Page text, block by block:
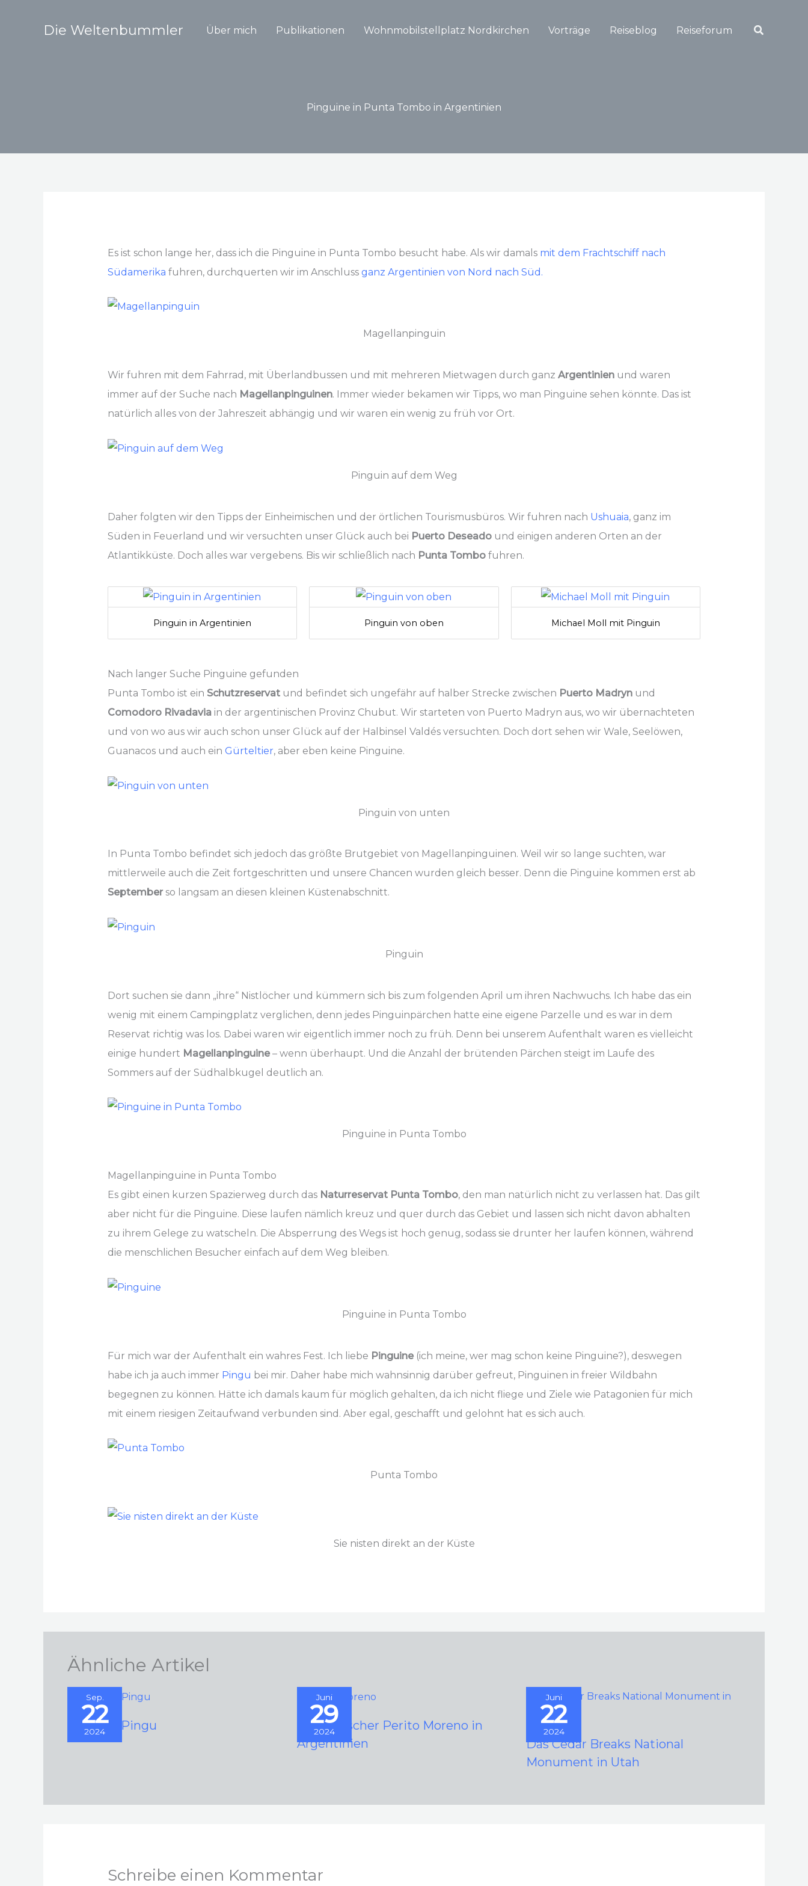
Die Weltenbummler Über mich Publikationen Wohnmobilstellplatz Nordkirchen Vorträge Reiseblog Reiseforum Suchen
Pinguine in Punta Tombo in Argentinien
Es ist schon lange her, dass ich die Pinguine in Punta Tombo besucht habe. Als wir damals mit dem Frachtschiff nach
Südamerika fuhren, durchquerten wir im Anschlussganz Argentinien von Nord nach Süd.
Magellanpinguin
Wir fuhren mit dem Fahrrad, mit Überlandbussen und mit mehreren Mietwagen durch ganz Argentinienund waren
immer auf der Suche nach Magellanpinguinen. Immer wieder bekamen wir Tipps, wo man Pinguine sehen könnte. Das ist
natürlich alles von der Jahreszeit abhängig und wir waren ein wenig zu früh vor Ort.
Pinguin auf dem Weg
Daher folgten wir den Tipps der Einheimischen und der örtlichen Tourismusbüros. Wir fuhren nach Ushuaia, ganz im
Süden in Feuerland und wir versuchten unser Glück auch bei Puerto Deseadound einigen anderen Orten an der
Atlantikküste. Doch alles war vergebens. Bis wir schließlich nach Punta Tombofuhren.
Pinguin in Argentinien Pinguin von oben Michael Moll mit Pinguin
Nach langer Suche Pinguine gefunden
Punta Tombo ist ein Schutzreservatund befindet sich ungefähr auf halber Strecke zwischen Puerto Madrynund
Comodoro Rivadaviain der argentinischen Provinz Chubut. Wir starteten von Puerto Madryn aus, wo wir übernachteten
und von wo aus wir auch schon unser Glück auf der Halbinsel Valdés versuchten. Doch dort sehen wir Wale, Seelöwen,
Guanacos und auch ein Gürteltier, aber eben keine Pinguine.
Pinguin von unten
In Punta Tombo befindet sich jedoch das größte Brutgebiet von Magellanpinguinen. Weil wir so lange suchten, war
mittlerweile auch die Zeit fortgeschritten und unsere Chancen wurden gleich besser. Denn die Pinguine kommen erst ab
Septemberso langsam an diesen kleinen Küstenabschnitt.
Pinguin
Dort suchen sie dann „ihre“ Nistlöcher und kümmern sich bis zum folgenden April um ihren Nachwuchs. Ich habe das ein
wenig mit einem Campingplatz verglichen, denn jedes Pinguinpärchen hatte eine eigene Parzelle und es war in dem
Reservat richtig was los. Dabei waren wir eigentlich immer noch zu früh. Denn bei unserem Aufenthalt waren es vielleicht
einige hundert Magellanpinguine– wenn überhaupt. Und die Anzahl der brütenden Pärchen steigt im Laufe des
Sommers auf der Südhalbkugel deutlich an.
Pinguine in Punta Tombo
Magellanpinguine in Punta Tombo
Es gibt einen kurzen Spazierweg durch das Naturreservat Punta Tombo, den man natürlich nicht zu verlassen hat. Das gilt
aber nicht für die Pinguine. Diese laufen nämlich kreuz und quer durch das Gebiet und lassen sich nicht davon abhalten
zu ihrem Gelege zu watscheln. Die Absperrung des Wegs ist hoch genug, sodass sie drunter her laufen können, während
die menschlichen Besucher einfach auf dem Weg bleiben.
Pinguine in Punta Tombo
Für mich war der Aufenthalt ein wahres Fest. Ich liebe Pinguine(ich meine, wer mag schon keine Pinguine?), deswegen
habe ich ja auch immer Pingu bei mir. Daher habe mich wahnsinnig darüber gefreut, Pinguinen in freier Wildbahn
begegnen zu können. Hätte ich damals kaum für möglich gehalten, da ich nicht fliege und Ziele wie Patagonien für mich
mit einem riesigen Zeitaufwand verbunden sind. Aber egal, geschafft und gelohnt hat es sich auch.
Punta Tombo
Sie nisten direkt an der Küste
Ähnliche Artikel
Sep.
22
2024
20 Jahre Pingu
Juni
29
2024
Der Gletscher Perito Moreno in
Argentinien
Juni
22
2024
Das Cedar Breaks National
Monument in Utah
Schreibe einen Kommentar